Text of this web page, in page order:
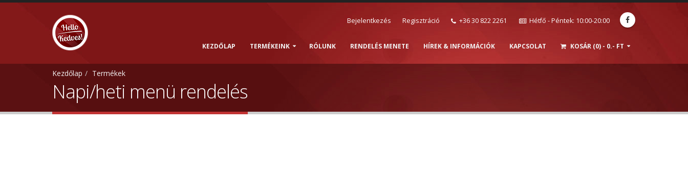
Bejelentkezés Regisztráció +36 30 822 2261 Hétfő - Péntek: 10:00-20:00
KEZDŐLAP TERMÉKEINK RÓLUNK RENDELÉS MENETE HÍREK & INFORMÁCIÓK KAPCSOLAT KOSÁR (0) - 0.- FT
Kezdőlap Termékek
Napi/heti menü rendelés